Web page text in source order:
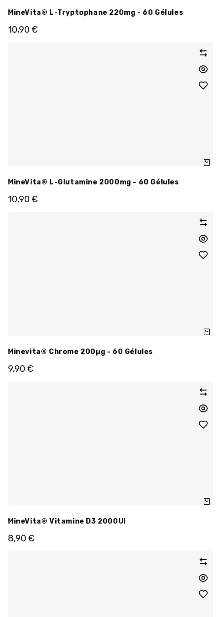
MineVita® L-Tryptophane 220mg - 60 Gélules
10,90 €
MineVita® L-Glutamine 2000mg - 60 Gélules
10,90 €
Minevita® Chrome 200µg - 60 Gélules
9,90 €
MineVita® Vitamine D3 2000UI
8,90 €